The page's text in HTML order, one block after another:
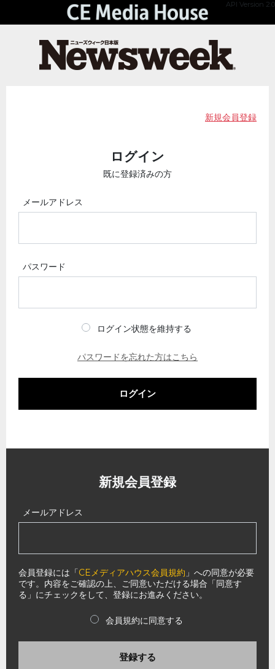
API Version 2.0
新規会員登録
ログイン
既に登録済みの方
メールアドレス
パスワード
ログイン状態を維持する
パスワードを忘れた方はこちら
ログイン
新規会員登録
メールアドレス
会員登録には「CEメディアハウス会員規約 」への同意が必要
です。内容をご確認の上、ご同意いただける場合「同意す
る」にチェックをして、登録にお進みください。
会員規約に同意する
登録する